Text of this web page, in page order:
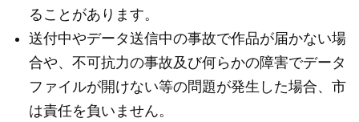
ることがあります。
送付中やデータ送信中の事故で作品が届かない場
合や、不可抗力の事故及び何らかの障害でデータ
ファイルが開けない等の問題が発生した場合、市
は責任を負いません。